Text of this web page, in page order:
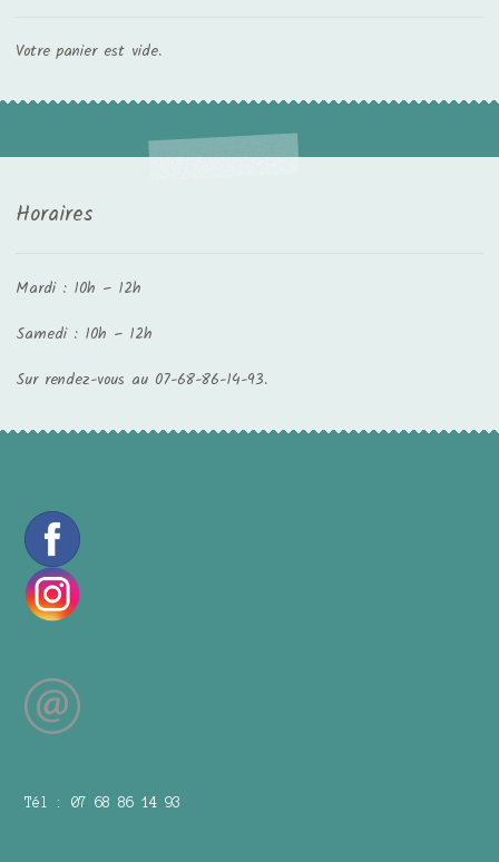
Votre panier est vide.
Horaires
Mardi : 10h – 12h
Samedi : 10h – 12h
Sur rendez-vous au 07-68-86-14-93.
Tél : 07 68 86 14 93